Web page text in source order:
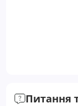
Питання